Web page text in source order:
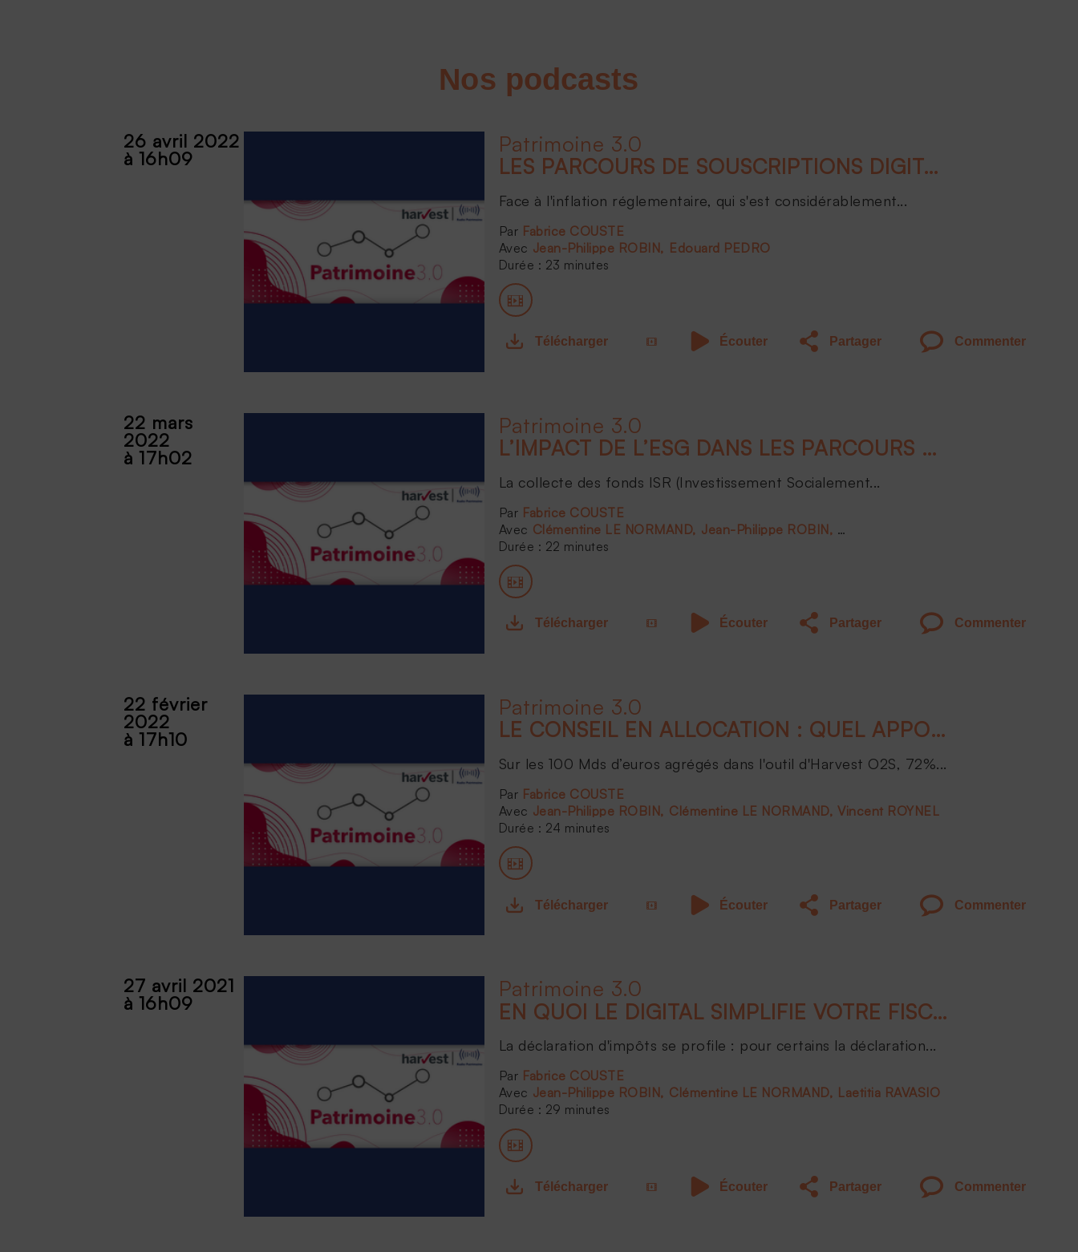
Nos podcasts
26 avril 2022
à 16h09
Patrimoine 3.0
LES PARCOURS DE SOUSCRIPTIONS DIGITALISÉS : MYTHE OU RÉALITÉ
Face à l'inflation réglementaire, qui s'est considérablement...
Fabrice COUSTE
Jean-Philippe ROBIN
Edouard PEDRO
Durée : 23 minutes
Télécharger Écouter Partager Commenter
22 mars
2022
à 17h02
Patrimoine 3.0
L’IMPACT DE L’ESG DANS LES PARCOURS DIGITAUX
La collecte des fonds ISR (Investissement Socialement...
Fabrice COUSTE
Clémentine LE NORMAND Jean-Philippe ROBIN Jean François BAY
Durée : 22 minutes
Télécharger Écouter Partager Commenter
22 février
2022
à 17h10
Patrimoine 3.0
LE CONSEIL EN ALLOCATION : QUEL APPORT DU DIGITAL ?
Sur les 100 Mds d’euros agrégés dans l'outil d'Harvest O2S, 72%...
Fabrice COUSTE
Jean-Philippe ROBIN
Clémentine LE NORMAND Vincent ROYNEL
Durée : 24 minutes
Télécharger Écouter Partager Commenter
27 avril 2021
à 16h09
Patrimoine 3.0
EN QUOI LE DIGITAL SIMPLIFIE VOTRE FISCALITÉ ET VOS IMPÔTS ?
La déclaration d'impôts se profile : pour certains la déclaration...
Fabrice COUSTE
Jean-Philippe ROBIN
Clémentine LE NORMAND
Laetitia RAVASIO
Durée : 29 minutes
Télécharger Écouter Partager Commenter